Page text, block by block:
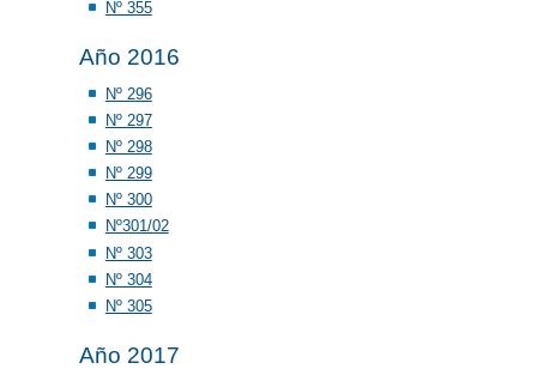
Nº 355
Año 2016
Nº 296
Nº 297
Nº 298
Nº 299
Nº 300
Nº301/02
Nº 303
Nº 304
Nº 305
Año 2017